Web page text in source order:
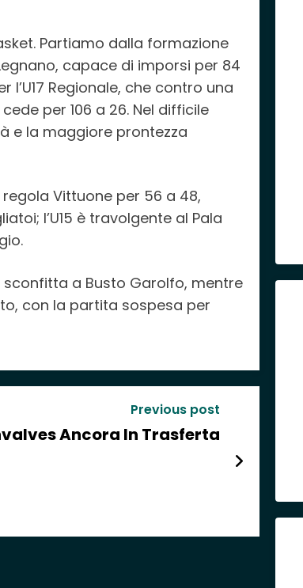
Partiamo dalla formazione
capace di imporsi per 84
Regionale, che contro una
per 106 a 26. Nel difficile
e la maggiore prontezza
regola Vittuone per 56 a 48,
l’U15 è travolgente al Pala
sconfitta a Busto Garolfo, mentre
con la partita sospesa per
Previous post
Ancora In Trasferta